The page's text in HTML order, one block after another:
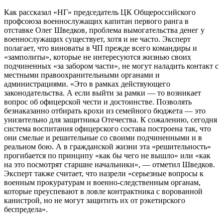
Как рассказал «НГ» председатель ЦК Общероссийского
профсоюза военнослужащих капитан первого ранга в
отставке Олег Шведков, проблема вымогательства денег у
военнослужащих существует, хотя и не часто. Эксперт
полагает, что виноваты в ЧП прежде всего командиры и
«замполиты», которые не интересуются жизнью своих
подчиненных «за забором части», не могут наладить контакт с
местными правоохранительными органами и
администрациями. «Это в рамках действующего
законодательства. А если выйти за рамки — то возникает
вопрос об офицерской чести и достоинстве. Позволять
безнаказанно отбирать крохи из семейного бюджета — это
унизительно для защитника Отечества. К сожалению, сегодня
система воспитания офицерского состава построена так, что
они смелые и решительные со своими подчиненными и в
реальном бою. А в гражданской жизни эта «решительность»
прогибается по принципу «как бы чего не вышло» или «как
на это посмотрят старшие начальники», — отметил Шведков.
Эксперт также считает, что назрели «серьезные вопросы к
военным прокуратурам и военно-следственным органам,
которые преуспевают в ловле контрактника с ворованной
канистрой, но не могут защитить их от рэкетирского
беспредела».